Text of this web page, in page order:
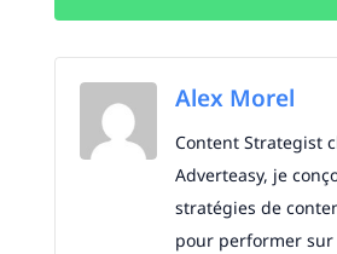
Alex Morel
Content Strategist
Adverteasy, je
stratégies de
pour performer